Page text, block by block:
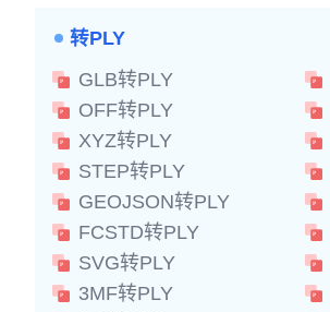
转PLY
GLB转PLY
OFF转PLY
XYZ转PLY
STEP转PLY
GEOJSON转PLY
FCSTD转PLY
SVG转PLY
3MF转PLY